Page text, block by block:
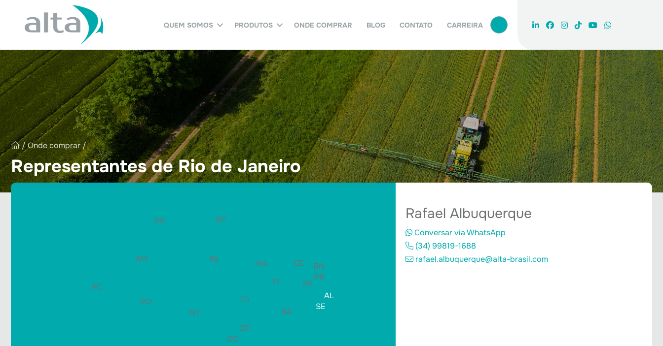
QUEM SOMOS PRODUTOS ONDE COMPRAR BLOG CONTATO CARREIRA PROCURAR
/Onde comprar/
Representantes de Rio de Janeiro
RR
AM
AC
RO
MT
GO
DF
BA
PI
TO
MA
PA
AP
CE
SE
AL
PE
PB
RN
Rafael Albuquerque
Conversar via WhatsApp
(34) 99819-1688
rafael.albuquerque@alta-brasil.com